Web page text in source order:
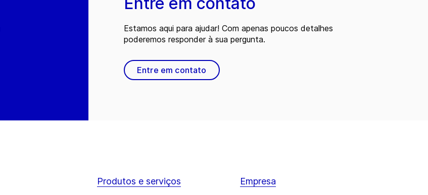
Estamos aqui para ajudar! Com apenas poucos detalhes
poderemos responder à sua pergunta.
Entre em contato
Produtos e serviços Empresa